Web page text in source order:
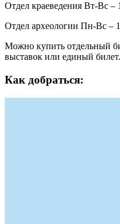
Отдел краеведения Вт-Вс
Отдел археологии Пн-Вс –
Можно купить отдельный
выставок или единый билет.
Как добраться: